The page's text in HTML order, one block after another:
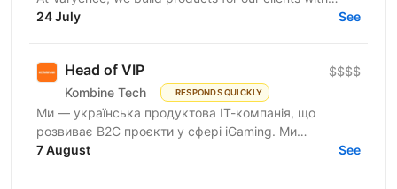
people who care about what they do. No...
24 July See
Head of VIP
Kombine Tech RESPONDS QUICKLY
$$$$
Ми — українська продуктова ІТ-компанія, що
розвиває B2C проєкти у сфері iGaming. Ми
об’єднуємо амбітні та ініціативні команди з нашою
7 August See